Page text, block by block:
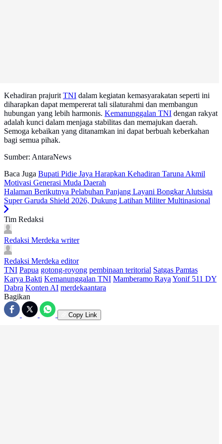
Kehadiran prajurit TNI dalam kegiatan kemasyarakatan seperti ini
diharapkan dapat mempererat tali silaturahmi dan membangun
hubungan yang lebih harmonis. Kemanunggalan TNI dengan rakyat
adalah kunci dalam menjaga stabilitas dan memajukan daerah.
Semoga kebaikan yang ditanamkan ini dapat berbuah keberkahan
bagi semua pihak.
Sumber: AntaraNews
Baca Juga Bupati Pidie Jaya Harapkan Kehadiran Taruna Akmil
Motivasi Generasi Muda Daerah
Halaman Berikutnya Pelabuhan Panjang Layani Bongkar Alutsista
Super Garuda Shield 2026, Dukung Latihan Militer Multinasional
Tim Redaksi
Redaksi Merdeka writer
Redaksi Merdeka editor
TNI Papua gotong-royong pembinaan teritorial Satgas Pamtas
Karya Bakti Kemanunggalan TNI Mamberamo Raya Yonif 511 DY
Dabra Konten AI merdekaantara
Bagikan
Copy Link